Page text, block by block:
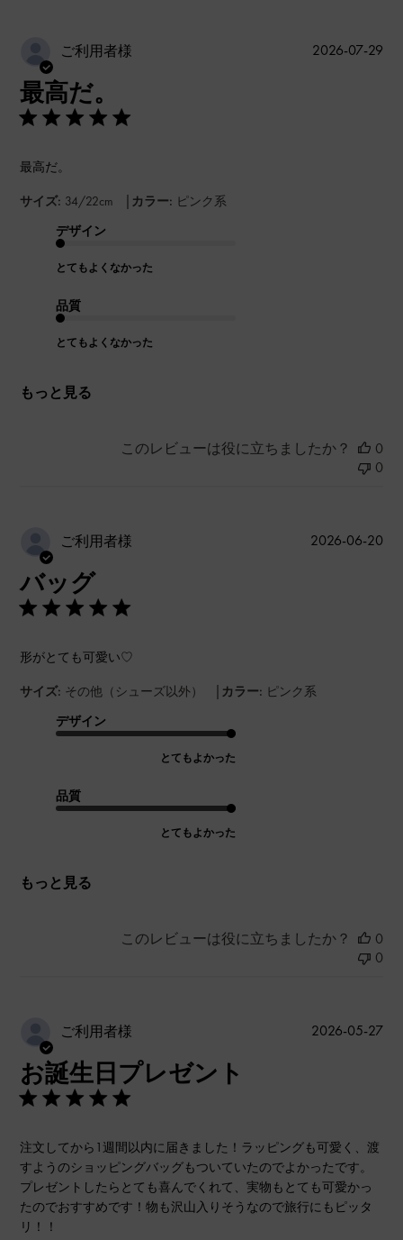
ご利用者様
最高だ。
最高だ。
サイズ: 34/22cm | カラー: ピンク系
デザイン
とてもよくなかった
品質
とてもよくなかった
もっと見る
公
2026-07-29
このレビューは役に立ちましたか？
0
0
ご利用者様
バッグ
形がとても可愛い♡
サイズ: その他（シューズ以外） | カラー: ピンク系
デザイン
とてもよかった
品質
とてもよかった
もっと見る
公
2026-06-20
このレビューは役に立ちましたか？
0
0
ご利用者様
お誕生日プレゼント
注文してから1週間以内に届きました！ラッピングも可愛く、渡
すようのショッピングバッグもついていたのでよかったです。
プレゼントしたらとても喜んでくれて、実物もとても可愛かっ
たのでおすすめです！物も沢山入りそうなので旅行にもピッタ
リ！！
公
2026-05-27